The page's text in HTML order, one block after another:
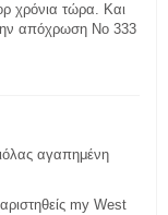
χρόνια τώρα. Και
απόχρωση Νο 333
αγαπημένη
my West